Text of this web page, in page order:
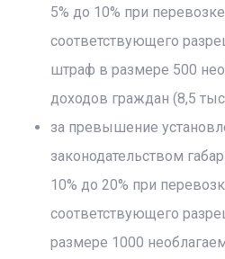
5% до 10% при
соответствующего
штраф в размере 500
доходов граждан (8,5
за превышение
законодательством
10% до 20% при
соответствующего
размере 1000